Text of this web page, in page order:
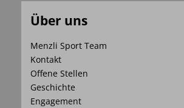
Über uns
Menzli Sport Team
Kontakt
Offene Stellen
Geschichte
Engagement